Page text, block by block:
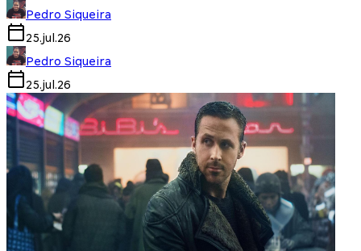
Pedro Siqueira
25.jul.26
Pedro Siqueira
25.jul.26